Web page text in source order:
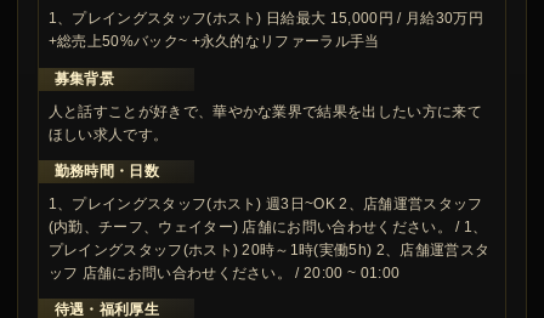
1、プレイングスタッフ(ホスト) 日給最大 15,000円 / 月給30万円
+総売上50%バック~ +永久的なリファーラル手当
募集背景
人と話すことが好きで、華やかな業界で結果を出したい方に来て
ほしい求人です。
勤務時間・日数
1、プレイングスタッフ(ホスト) 週3日~OK 2、店舗運営スタッフ
(内勤、チーフ、ウェイター) 店舗にお問い合わせください。 / 1、
プレイングスタッフ(ホスト) 20時～1時(実働5h) 2、店舗運営スタ
ッフ 店舗にお問い合わせください。 / 20:00 ~ 01:00
待遇・福利厚生